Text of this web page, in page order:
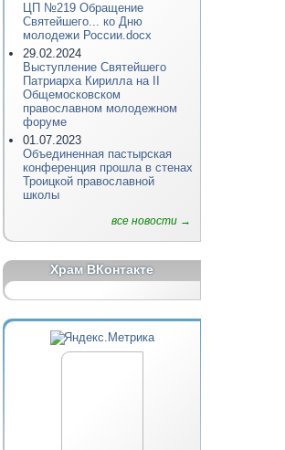
ЦП №219 Обращение
Святейшего... ко Дню
молодежи России.docx
29.02.2024
Выступление Святейшего
Патриарха Кирилла на II
Общемосковском
православном молодежном
форуме
01.07.2023
Объединенная пастырская
конференция прошла в стенах
Троицкой православной
школы
все новости →
Храм ВКонтакте